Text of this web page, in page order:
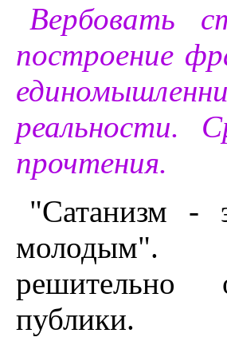
Вербовать
построение
реальности.
прочтения.
"Сатанизм -
решительно
публики.